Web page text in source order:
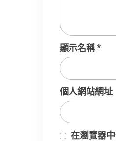
顯示名稱*
個人網站網址
在瀏覽器